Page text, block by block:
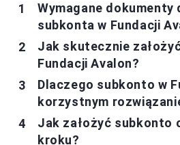
Wymagane dokumenty
subkonta w Fundacji
Jak skutecznie
Fundacji Avalon?
Dlaczego subkonto w
korzystnym
Jak założyć subkonto
kroku?